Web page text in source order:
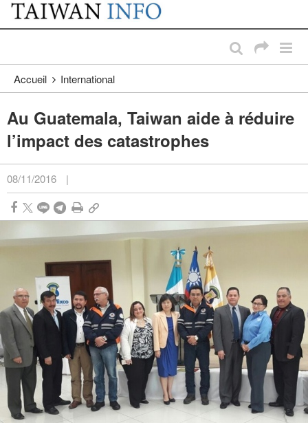
Passer au contenu principal
:::
Accueil International
Au Guatemala, Taiwan aide à réduire
l’impact des catastrophes
08/11/2016 |